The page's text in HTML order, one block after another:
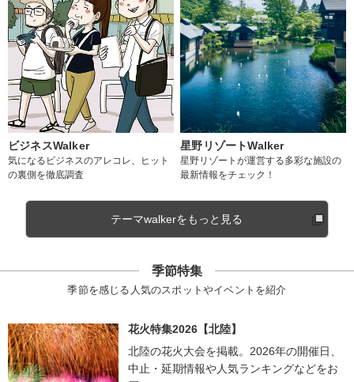
ビジネスWalker
気になるビジネスのアレコレ、ヒット
の裏側を徹底調査
星野リゾートWalker
星野リゾートが運営する多彩な施設の
最新情報をチェック！
テーマwalkerをもっと見る
季節特集
季節を感じる人気のスポットやイベントを紹介
花火特集2026【北陸】
北陸の花火大会を掲載。2026年の開催日、
中止・延期情報や人気ランキングなどをお